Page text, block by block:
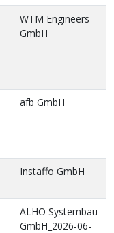
WTM Engineers
GmbH
afb GmbH
Instaffo GmbH
ALHO Systembau
GmbH_2026-06-